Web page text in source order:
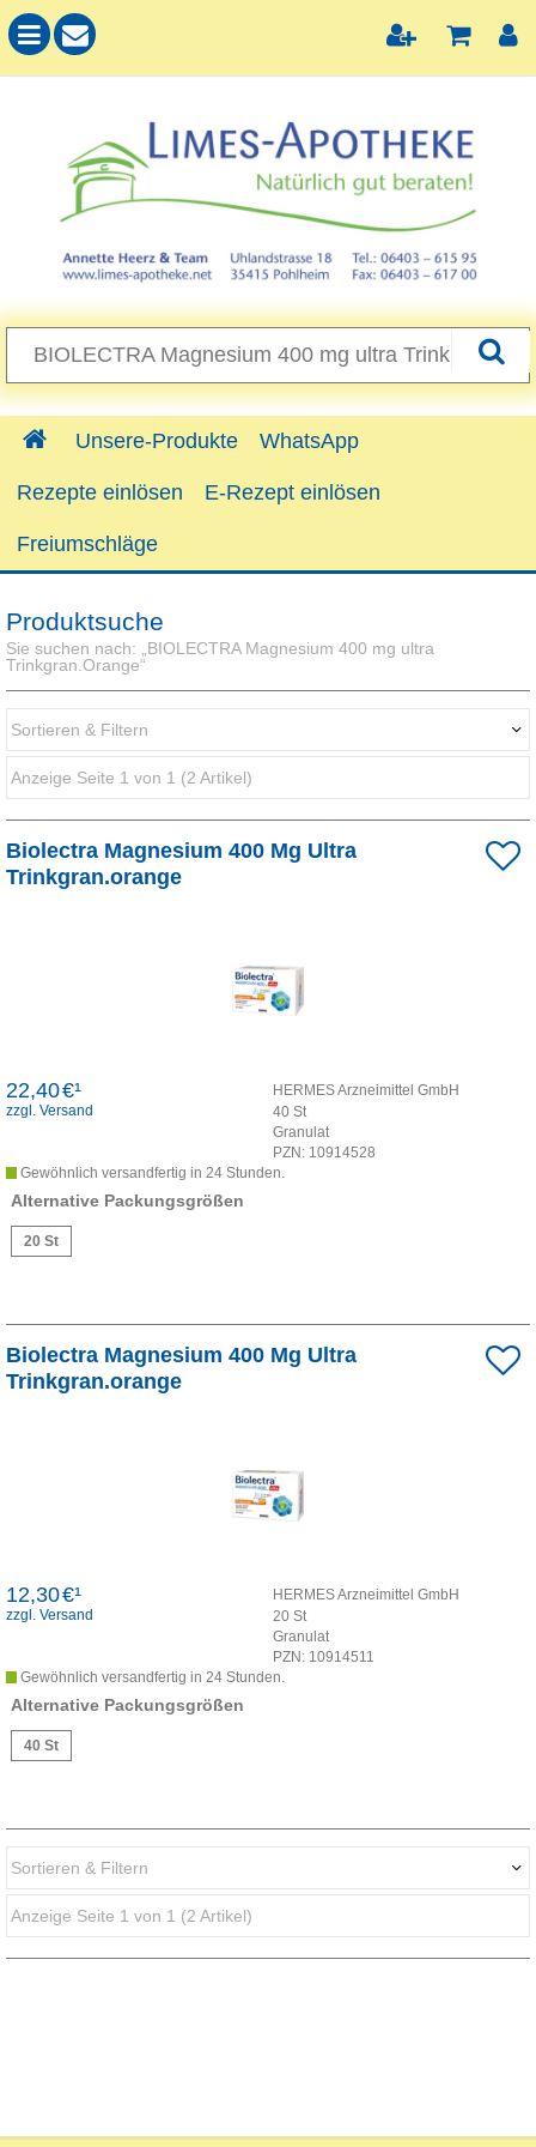
Unsere-Produkte WhatsApp
Rezepte einlösen E-Rezept einlösen
Freiumschläge
Produktsuche
Sie suchen nach:
BIOLECTRA Magnesium 400 mg ultra
Trinkgran.Orange“
Sortieren & Filtern
Darstellung als:
Sortieren nach:
Anzeige Seite 1 von 1 (2 Artikel)
Biolectra Magnesium 400 Mg Ultra
Trinkgran.orange
HERMES Arzneimittel GmbH
40 St
Granulat
PZN: 10914528
22,40€¹
zzgl. Versand
Gewöhnlich versandfertig in 24 Stunden.
Alternative Packungsgrößen
20 St
Biolectra Magnesium 400 Mg Ultra
Trinkgran.orange
HERMES Arzneimittel GmbH
20 St
Granulat
PZN: 10914511
12,30€¹
zzgl. Versand
Gewöhnlich versandfertig in 24 Stunden.
Alternative Packungsgrößen
40 St
Sortieren & Filtern
Darstellung als:
Anzeige Seite 1 von 1 (2 Artikel)